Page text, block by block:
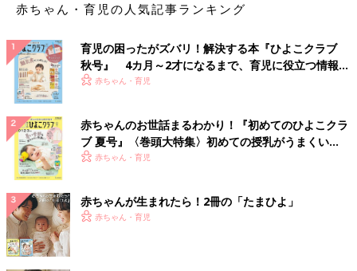
赤ちゃん・育児の人気記事ランキング
育児の困ったがズバリ！解決する本『ひよこクラブ
秋号』 4カ月～2才になるまで、育児に役立つ情報が
いっぱい！
赤ちゃん・育児
赤ちゃんのお世話まるわかり！『初めてのひよこクラ
ブ 夏号』〈巻頭大特集〉初めての授乳がうまくい
く！ おっぱい・ミルクの基本と夏のトラブル 解決テ
赤ちゃん・育児
赤ちゃんが生まれたら！2冊の「たまひよ」
赤ちゃん・育児